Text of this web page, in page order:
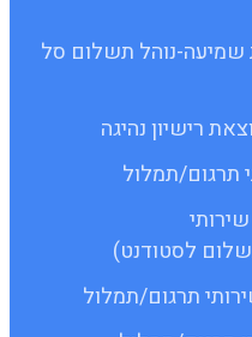
שמיעה-נוהל תשלום סל
לסטודנט)